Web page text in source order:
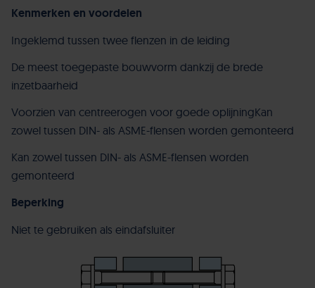
Kenmerken en voordelen
Ingeklemd tussen twee flenzen in de leiding
De meest toegepaste bouwvorm dankzij de brede
inzetbaarheid
Voorzien van centreerogen voor goede oplijningKan
zowel tussen DIN- als ASME-flensen worden gemonteerd
Kan zowel tussen DIN- als ASME-flensen worden
gemonteerd
Beperking
Niet te gebruiken als eindafsluiter